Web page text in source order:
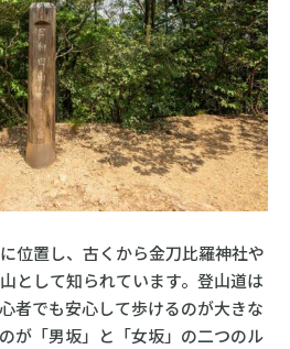
位置し、古くから金刀比羅神社や
として知られています。登山道は
者でも安心して歩けるのが大きな
が「男坂」と「女坂」の二つのル